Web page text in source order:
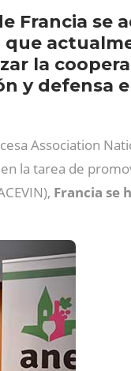
Francia se
que
la
y defensa
Association
la tarea de
Francia se